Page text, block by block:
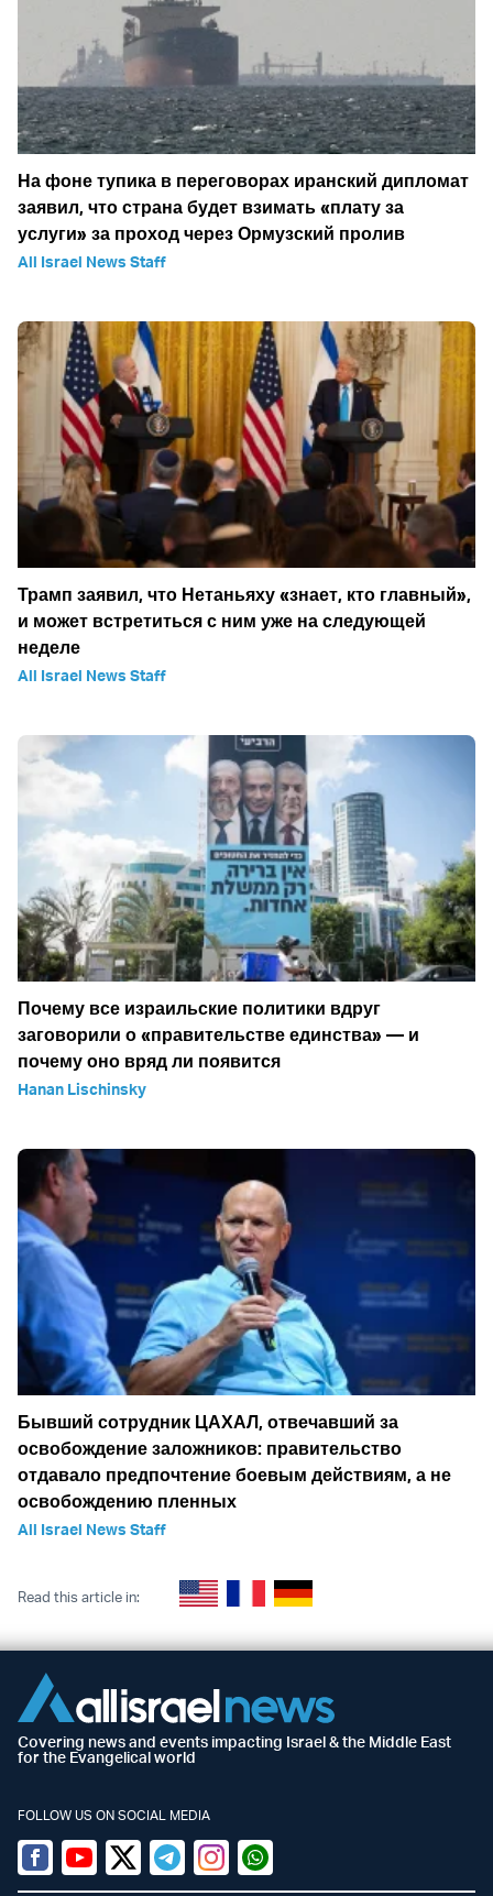
На фоне тупика в переговорах иранский дипломат
заявил, что страна будет взимать «плату за
услуги» за проход через Ормузский пролив
All Israel News Staff
Трамп заявил, что Нетаньяху «знает, кто главный»,
и может встретиться с ним уже на следующей
неделе
All Israel News Staff
Почему все израильские политики вдруг
заговорили о «правительстве единства» — и
почему оно вряд ли появится
Hanan Lischinsky
Бывший сотрудник ЦАХАЛ, отвечавший за
освобождение заложников: правительство
отдавало предпочтение боевым действиям, а не
освобождению пленных
All Israel News Staff
Read this article in:
Covering news and events impacting Israel & the Middle East
for the Evangelical world
FOLLOW US ON SOCIAL MEDIA
Facebook
YoutubeTwitter (X)
TelegramInstagramWhatsapp